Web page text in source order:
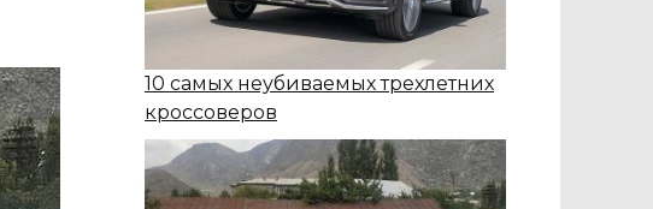
10 самых неубиваемых трехлетних
кроссоверов